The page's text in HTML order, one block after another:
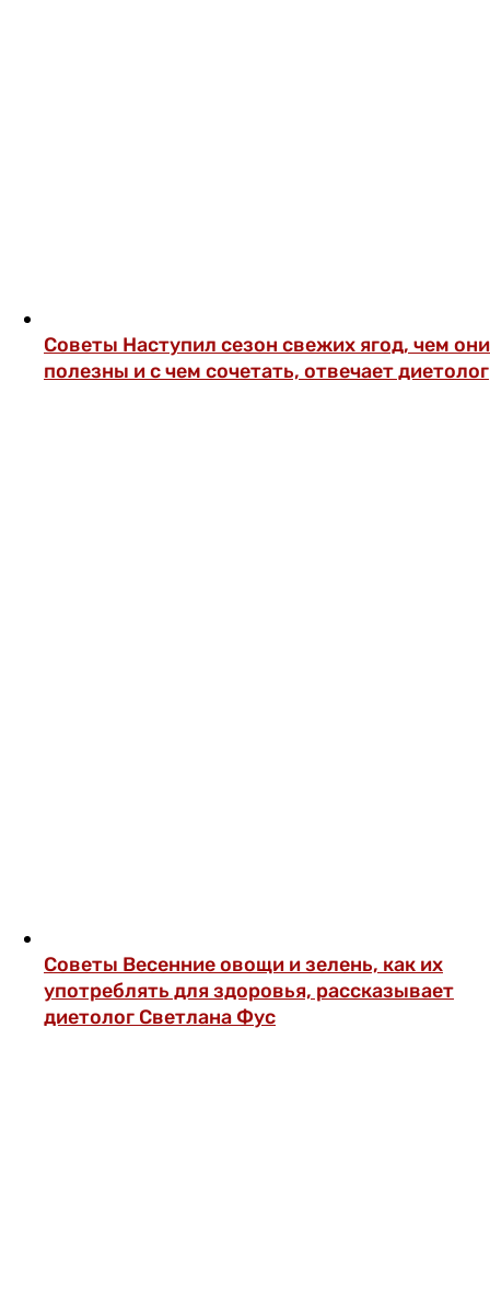
Советы Наступил сезон свежих ягод, чем они
полезны и с чем сочетать, отвечает диетолог
Советы Весенние овощи и зелень, как их
употреблять для здоровья, рассказывает
диетолог Светлана Фус